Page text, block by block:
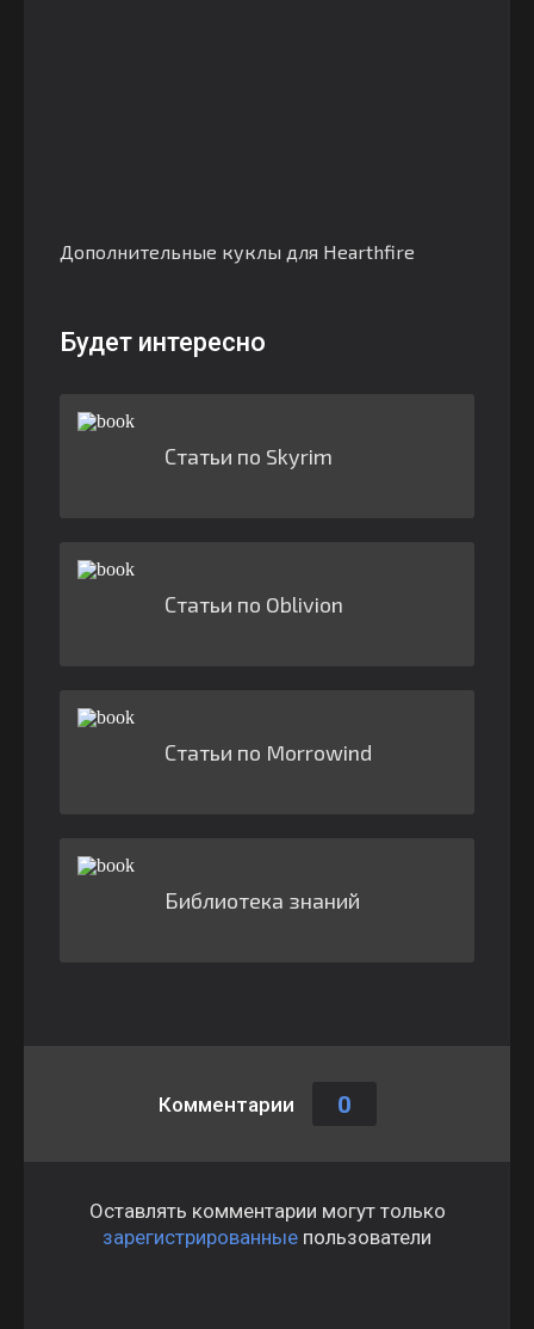
Дополнительные куклы для Hearthfire
Будет интересно
Статьи по Skyrim
Статьи по Oblivion
Статьи по Morrowind
Библиотека знаний
Комментарии 0
Оставлять комментарии могут только
зарегистрированные пользователи